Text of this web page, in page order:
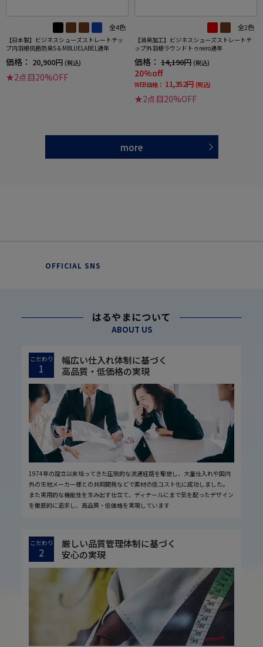
全4色
【日本製】ビジネスシューズストレートチッ
プ内羽根抗菌防臭S＆MBLUELABEL通年
価格： 20,900円 (税込)
★2点目20%OFF
全2色
【消臭加工】ビジネスシューズストレートチ
ップ外羽根ラウンドトゥnero通年
価格： 14,190円 (税込)
20%off
WEB価格： 11,352円 (税込)
★2点目20%OFF
more
OFFICIAL SNS
はるやまについて
ABOUT US
こだわり
1
幅広い仕入れ体制に基づく
高品質・低価格の実現
1974年の設立以来培ってきた圧倒的な流通経路を駆使し、大量仕入れや国内
外の生地メーカー様との共同開発などで素材の低コスト化に成功しました。
また実用的な機能性を生み出す仕立て、ディテールにまで気を配ったデザイン
を徹底的に追求し、高品質・低価格を実現しています
こだわり
2
厳しい品質管理体制に基づく
安心の実現